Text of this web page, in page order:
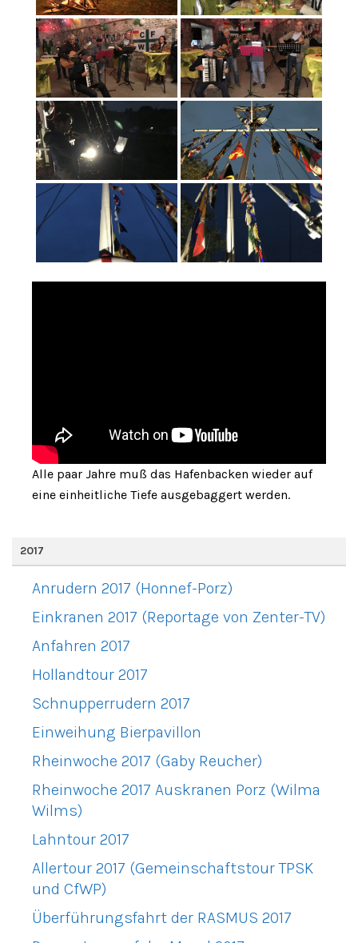
Alle paar Jahre muß das Hafenbacken wieder auf
eine einheitliche Tiefe ausgebaggert werden.
2017
Anrudern 2017 (Honnef-Porz)
Einkranen 2017 (Reportage von Zenter-TV)
Anfahren 2017
Hollandtour 2017
Schnupperrudern 2017
Einweihung Bierpavillon
Rheinwoche 2017 (Gaby Reucher)
Rheinwoche 2017 Auskranen Porz (Wilma
Wilms)
Lahntour 2017
Allertour 2017 (Gemeinschaftstour TPSK
und CfWP)
Überführungsfahrt der RASMUS 2017